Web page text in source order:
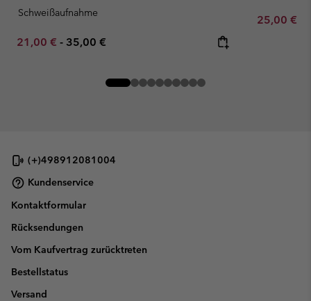
Schweißaufnahme
Minimum sale price:
21,00 € - Maximum price:
35,00 €
Minimum
25,00 €
(+)498912081004
Kundenservice
Kontaktformular
Rücksendungen
Vom Kaufvertrag zurücktreten
Bestellstatus
Versand